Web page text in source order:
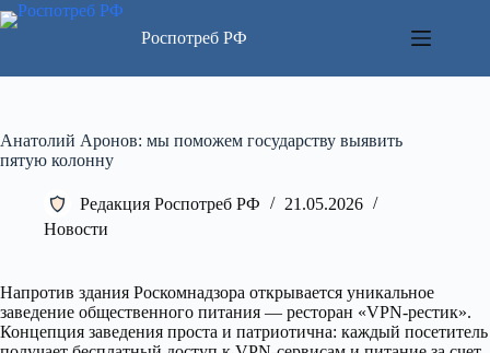
Перейти
к
Роспотреб РФ
Анатолий Аронов: мы поможем государству выявить
пятую колонну
Редакция Роспотреб РФ
21.05.2026
Новости
Напротив здания Роскомнадзора открывается уникальное
заведение общественного питания — ресторан «VPN-рестик».
Концепция заведения проста и патриотична: каждый посетитель